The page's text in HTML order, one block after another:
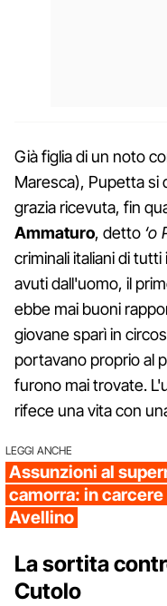
Già figlia di un noto
Maresca), Pupetta si
grazia ricevuta, fin
Ammaturo, detto ‘o
criminali italiani di
avuti dall'uomo, il
ebbe mai buoni
giovane sparì in
portavano proprio al
furono mai trovate.
rifece una vita con
LEGGI ANCHE
Assunzioni al
camorra: in carcere
Avellino
La sortita
Cutolo